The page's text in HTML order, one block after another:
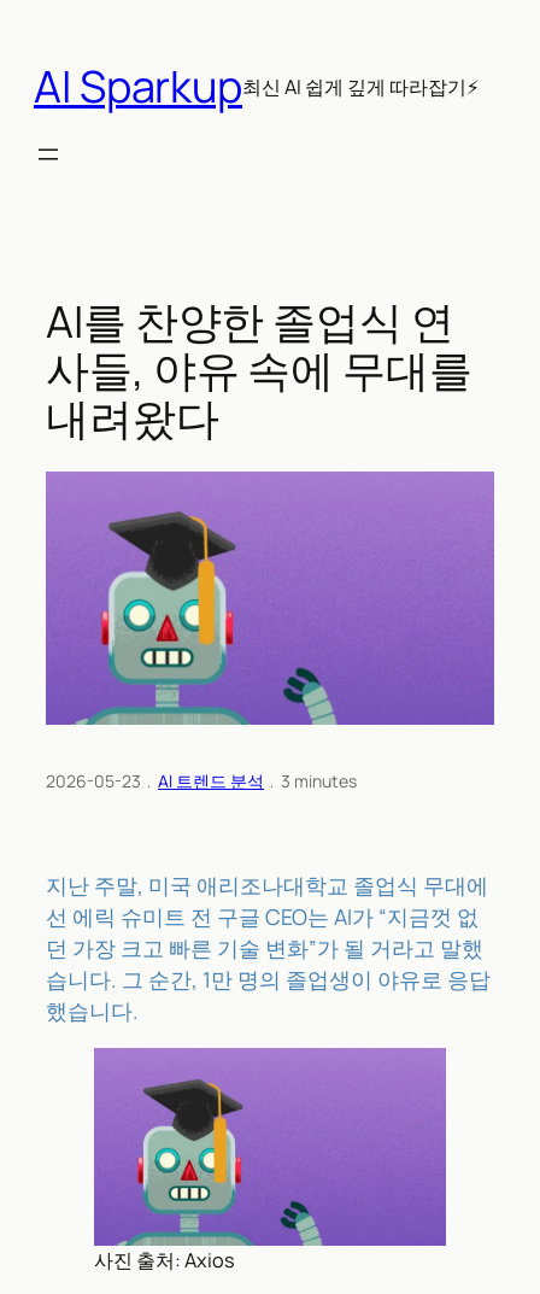
AI Sparkup최신 AI 쉽게 깊게 따라잡기⚡
AI를 찬양한 졸업식 연
사들, 야유 속에 무대를
내려왔다
2026-05-23 ﹒ AI 트렌드 분석 ﹒ 3 minutes
지난 주말, 미국 애리조나대학교 졸업식 무대에
선 에릭 슈미트 전 구글 CEO는 AI가 “지금껏 없
던 가장 크고 빠른 기술 변화”가 될 거라고 말했
습니다. 그 순간, 1만 명의 졸업생이 야유로 응답
했습니다.
사진 출처: Axios